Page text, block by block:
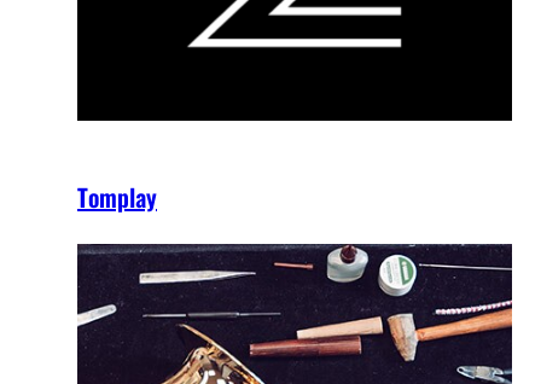
Tomplay